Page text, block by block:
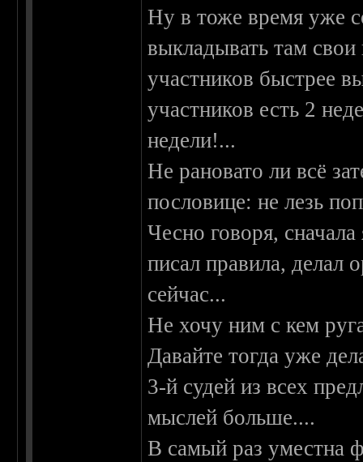
Ну в тоже время уже
выкладывать там
участников быстрее
участников есть 2
недели!...
Не рановато ли всё
пословице: не лезь
Чесно говоря,
писал правила, делал
сейчас...
Не хочу ним с кем
Давайте тогда уже
3-й судей из всех
мыслей больше....
В самый раз уместна